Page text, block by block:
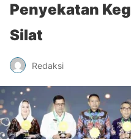
Penyekatan
Silat
Redaksi